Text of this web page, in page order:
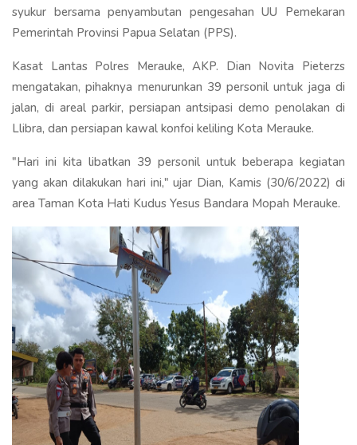
syukur bersama penyambutan pengesahan UU Pemekaran
Pemerintah Provinsi Papua Selatan (PPS).
Kasat Lantas Polres Merauke, AKP. Dian Novita Pieterzs
mengatakan, pihaknya menurunkan 39 personil untuk jaga di
jalan, di areal parkir, persiapan antsipasi demo penolakan di
Llibra, dan persiapan kawal konfoi keliling Kota Merauke.
"Hari ini kita libatkan 39 personil untuk beberapa kegiatan
yang akan dilakukan hari ini," ujar Dian, Kamis (30/6/2022) di
area Taman Kota Hati Kudus Yesus Bandara Mopah Merauke.